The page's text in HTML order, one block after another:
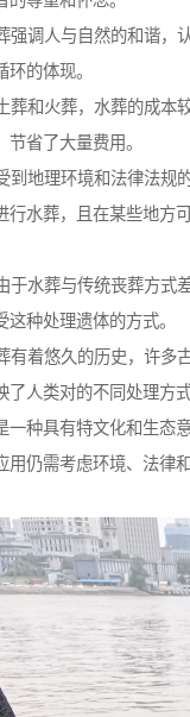
强调人与自然的和谐，
环的体现。
葬和火葬，水葬的成本
省了大量费用。
到地理环境和法律法规
行水葬，且在某些地方
于水葬与传统丧葬方式
这种处理遗体的方式。
有着悠久的历史，许多
了人类对的不同处理方式
一种具有特文化和生态
用仍需考虑环境、法律